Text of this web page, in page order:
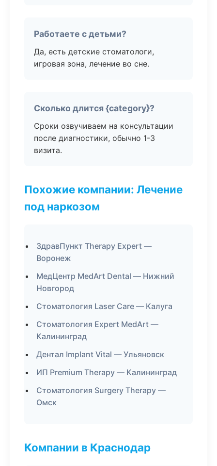
Работаете с детьми?
Да, есть детские стоматологи,
игровая зона, лечение во сне.
Сколько длится {category}?
Сроки озвучиваем на консультации
после диагностики, обычно 1-3
визита.
Похожие компании: Лечение
под наркозом
ЗдравПункт Therapy Expert —
Воронеж
МедЦентр MedArt Dental — Нижний
Новгород
Стоматология Laser Care — Калуга
Стоматология Expert MedArt —
Калининград
Дентал Implant Vital — Ульяновск
ИП Premium Therapy — Калининград
Стоматология Surgery Therapy —
Омск
Компании в Краснодар